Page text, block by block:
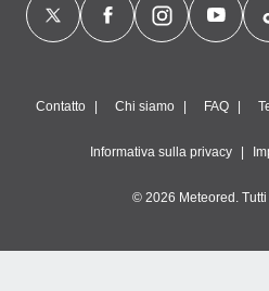
Contatto Chi siamo FAQ
Informativa sulla privacy
© 2026 Meteored.